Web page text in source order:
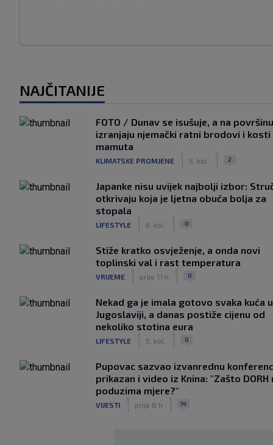
NAJČITANIJE
FOTO / Dunav se isušuje, a na površinu
izranjaju njemački ratni brodovi i kosti
mamuta
KLIMATSKE PROMJENE 5. kol. 2
Japanke nisu uvijek najbolji izbor:
otkrivaju koja je ljetna obuća bolja za
stopala
LIFESTYLE 6. kol. 0
Stiže kratko osvježenje, a onda novi
toplinski val i rast temperatura
VRIJEME prije 11 h 0
Nekad ga je imala gotovo svaka kuća u
Jugoslaviji, a danas postiže cijenu od
nekoliko stotina eura
LIFESTYLE 5. kol. 0
Pupovac sazvao izvanrednu
prikazan i video iz Knina: "Zašto DORH
poduzima mjere?"
VIJESTI prije 8 h 14